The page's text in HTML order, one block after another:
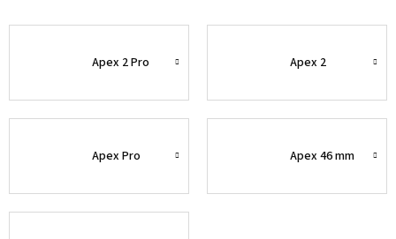
Apex 2 Pro Apex 2
Apex Pro Apex 46 mm